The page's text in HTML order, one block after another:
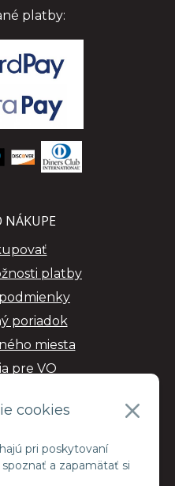
cookies
pri poskytovaní
a zapamätať si
platby:
NÁKUPE
platby
poriadok
miesta
pre VO